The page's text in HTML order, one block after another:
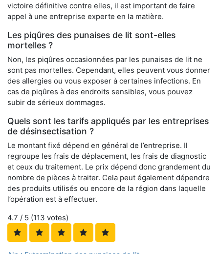
victoire définitive contre elles, il est important de faire
appel à une entreprise experte en la matière.
Les piqûres des punaises de lit sont-elles
mortelles ?
Non, les piqûres occasionnées par les punaises de lit ne
sont pas mortelles. Cependant, elles peuvent vous donner
des allergies ou vous exposer à certaines infections. En
cas de piqûres à des endroits sensibles, vous pouvez
subir de sérieux dommages.
Quels sont les tarifs appliqués par les entreprises
de désinsectisation ?
Le montant fixé dépend en général de l’entreprise. Il
regroupe les frais de déplacement, les frais de diagnostic
et ceux du traitement. Le prix dépend donc grandement du
nombre de pièces à traiter. Cela peut également dépendre
des produits utilisés ou encore de la région dans laquelle
l’opération est à effectuer.
4.7 / 5 (113 votes)